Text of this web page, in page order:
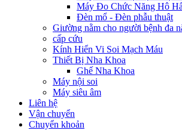
Máy Đo Chức Năng Hô
Đèn mổ - Đèn phẫu thuật
Giường nằm cho người bệnh đa
cấp cứu
Kính Hiển Vi Soi Mạch Máu
Thiết Bị Nha Khoa
Ghế Nha Khoa
Máy nội soi
Máy siêu âm
Liên hệ
Vận chuyển
Chuyển khoản